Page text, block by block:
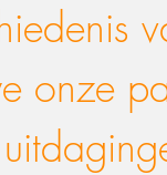
onze